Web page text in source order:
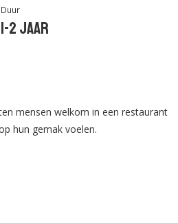
Duur
1-2 jaar
mensen welkom in een restaurant
hun gemak voelen.